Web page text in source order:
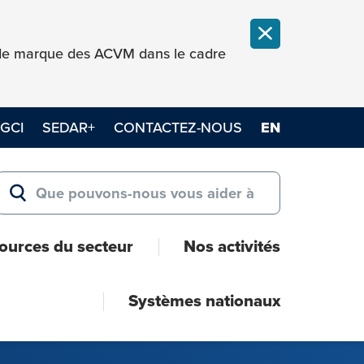
marque des ACVM dans le cadre FERMER LA
GCI SEDAR+ CONTACTEZ-NOUS EN
for:
RECHERCHER
du secteur Nos activités
Systèmes nationaux